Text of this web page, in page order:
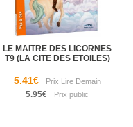
LE MAITRE DES LICORNES
T9 (LA CITE DES ETOILES)
5.41€
5.95€